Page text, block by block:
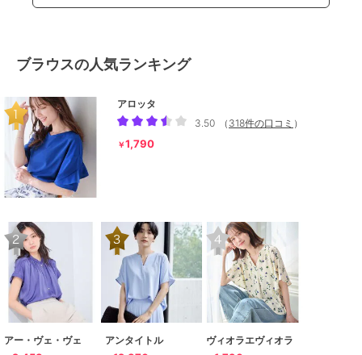
ブラウスの人気ランキング
アロッタ
3.50
（ 318件の口コミ ）
￥1,790
アー・ヴェ・ヴェ アンタイトル ヴィオラエヴィオラ